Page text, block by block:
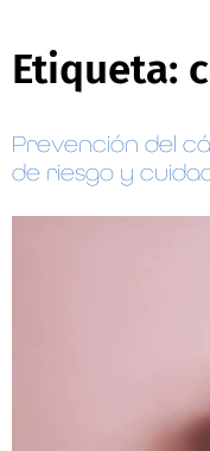
Etiqueta:
Prevención del
de riesgo y